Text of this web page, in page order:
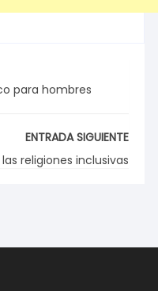
para hombres
ENTRADA SIGUIENTE
religiones inclusivas